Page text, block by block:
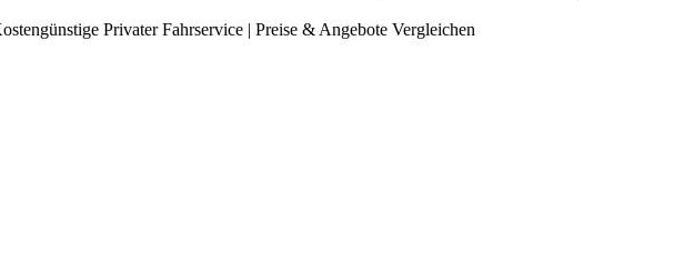
Privater Fahrservice | Preise & Angebote Vergleichen